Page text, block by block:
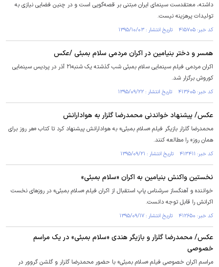
داشته، معتقدست سینمای ایران مبتنی بر قصه‌گویی است و در چنین فضایی نیازی به
تولیدات پرهزینه نیست.
کد خبر: ۴۱۵۷۰۵ تاریخ انتشار : ۱۳۹۵/۱۰/۰۳
همسر و دختر بنیامین در اکران مردمی سلام بمبئی /عکس
اکران مردمی فیلم سینمایی سلام بمبئی شب گذشته یک شنبه۲۱ آذر در پردیس سینمایی
کوروش برگزار شد.
کد خبر: ۴۱۳۶۰۵ تاریخ انتشار : ۱۳۹۵/۰۹/۲۲
عکس/ پیشنهاد خواندنی محمدرضا گلزار به هوادارانش
محمدرضا گلزار بازیگر فیلم «سلام بمبئی»‌ به هوادارانش پیشنهاد کرد تا کتاب «هر روز برای
همان روز» را مطالعه کنند.
کد خبر: ۴۱۳۴۱۱ تاریخ انتشار : ۱۳۹۵/۰۹/۲۱
نخستین واکنش بنیامین به اکران «سلام بمبئی»
خواننده و آهنگساز سرشناس پاپ استقبال از اکران فیلم «سلام بمبئی» در روزهای نخست
اکرانش را قابل توجه دانست.
کد خبر: ۴۱۲۶۵۰ تاریخ انتشار : ۱۳۹۵/۰۹/۱۷
عکس/ محمدرضا گلزار و بازیگر هندی «سلام بمبئی» در یک مراسم
خصوصی
مراسم اکران خصوصی فیلم «سلام بمبئی»‌ با حضور محمدرضا گلزار و گلشن گروور در